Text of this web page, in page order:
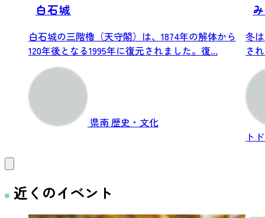
白石城
白石城の三階櫓（天守閣）は、1874年の解体から
120年後となる1995年に復元されました。復...
県南 歴史・文化
冬
さ
ト
近くのイベント